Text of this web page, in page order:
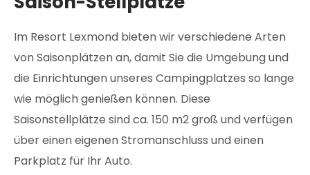
Im Resort Lexmond bieten wir verschiedene Arten
von Saisonplätzen an, damit Sie die Umgebung und
die Einrichtungen unseres Campingplatzes so lange
wie möglich genießen können. Diese
Saisonstellplätze sind ca. 150 m2 groß und verfügen
über einen eigenen Stromanschluss und einen
Parkplatz für Ihr Auto.